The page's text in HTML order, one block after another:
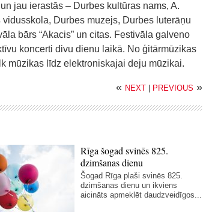
jau ierastās – Durbes kultūras nams, A.
Durbes muzejs, Durbes luterāņu
bārs “Akacis” un citas. Festivāla galveno
koncerti divu dienu laikā. No ģitārmūzikas
mūzikas līdz elektroniskajai deju mūzikai.
« NEXT PREVIOUS »
Rīga šogad svinēs 825.
dzimšanas dienu
Šogad Rīga plaši svinēs 825.
dzimšanas dienu un ikviens
aicināts apmeklēt daudzveidīgos...